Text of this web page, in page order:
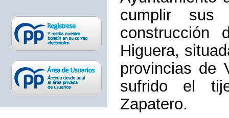
cumplir sus
construcción
Higuera,
provincias de
sufrido el
Zapatero.